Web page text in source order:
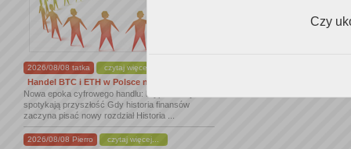
2026/08/08 tatka czytaj więcej...
Handel BTC i ETH w Polsce na nowym ...
Nowa epoka cyfrowego handlu: kryptowaluty
spotykają przyszłość Gdy historia finansów
zaczyna pisać nowy rozdział Historia ...
2026/08/08 Pierro czytaj więcej...
Czy